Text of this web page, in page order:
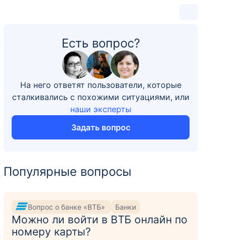
Есть вопрос?
На него ответят пользователи, которые
сталкивались с похожими ситуациями, или
наши эксперты
Задать вопрос
Популярные вопросы
Вопрос о банке «ВТБ» Банки
Можно ли войти в ВТБ онлайн по
номеру карты?